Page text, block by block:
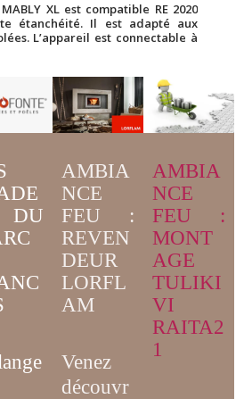
XL est compatible RE 2020
étanchéité. Il est adapté aux
L’appareil est connectable à
DU
AMBIA
NCE
FEU :
REVEN
DEUR
LORFL
AM
Venez
découvr
AMBIA
NCE
FEU :
MONT
AGE
TULIKI
VI
RAITA2
1